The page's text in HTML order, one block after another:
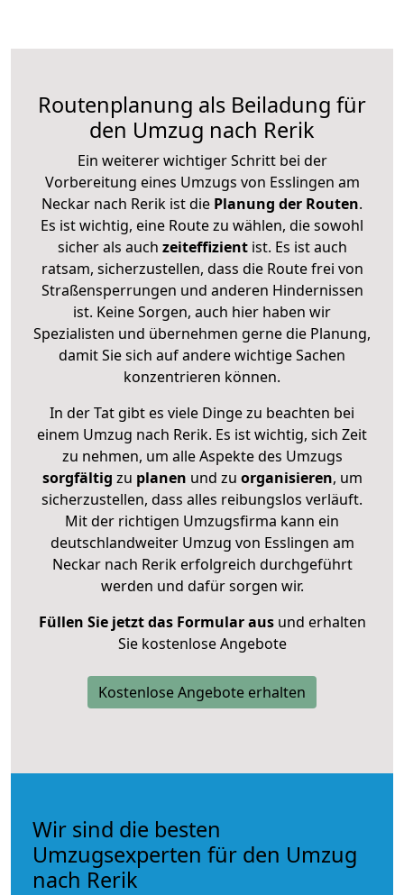
Routenplanung als Beiladung für
den Umzug nach Rerik
Ein weiterer wichtiger Schritt bei der
Vorbereitung eines Umzugs von Esslingen am
Neckar nach Rerik ist die Planung der Routen.
Es ist wichtig, eine Route zu wählen, die sowohl
sicher als auch zeiteffizientist. Es ist auch
ratsam, sicherzustellen, dass die Route frei von
Straßensperrungen und anderen Hindernissen
ist. Keine Sorgen, auch hier haben wir
Spezialisten und übernehmen gerne die Planung,
damit Sie sich auf andere wichtige Sachen
konzentrieren können.
In der Tat gibt es viele Dinge zu beachten bei
einem Umzug nach Rerik. Es ist wichtig, sich Zeit
zu nehmen, um alle Aspekte des Umzugs
sorgfältig zu planen und zu organisieren, um
sicherzustellen, dass alles reibungslos verläuft.
Mit der richtigen Umzugsfirma kann ein
deutschlandweiter Umzug von Esslingen am
Neckar nach Rerik erfolgreich durchgeführt
werden und dafür sorgen wir.
Füllen Sie jetzt das Formular ausund erhalten
Sie kostenlose Angebote
Kostenlose Angebote erhalten
Wir sind die besten
Umzugsexperten für den Umzug
nach Rerik